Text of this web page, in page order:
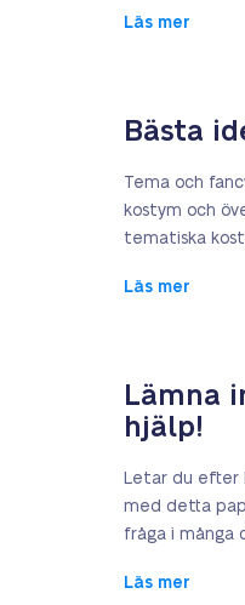
Läs mer
Bästa
Tema och
kostym och
tematiska
Läs mer
Lämna
hjälp!
Letar du efter
med detta
fråga i många
Läs mer